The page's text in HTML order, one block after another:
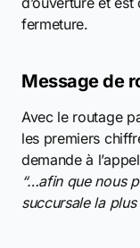
fermeture.
Message de
Avec le routage
les premiers
demande à
“…afin que nous
succursale la plus